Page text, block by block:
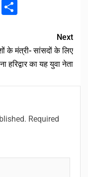
Copy
Next
के मंत्री- सांसदों के लिए
हरिद्वार का यह युवा नेता
Required